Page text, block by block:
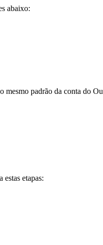
abaixo:
mesmo padrão da conta do
etapas: